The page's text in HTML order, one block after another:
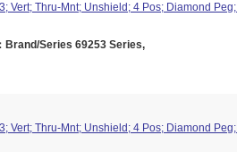
Vert; Thru-Mnt; Unshield; 4 Pos; Diamond
Brand/Series 69253 Series,
Vert; Thru-Mnt; Unshield; 4 Pos; Diamond